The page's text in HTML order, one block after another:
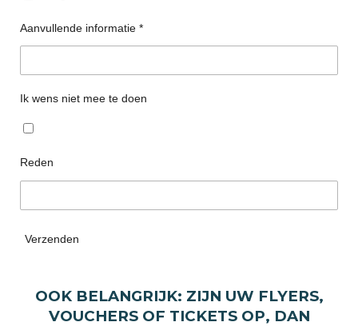
Aanvullende informatie *
Ik wens niet mee te doen
Reden
Verzenden
OOK BELANGRIJK: ZIJN UW FLYERS,
VOUCHERS OF TICKETS OP, DAN